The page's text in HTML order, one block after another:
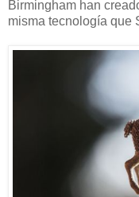
Birmingham han
misma tecnología que